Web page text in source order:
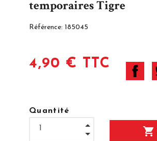
temporaires Tigre
Référence: 185045
4,90 € TTC
Quantité
shopping_cart